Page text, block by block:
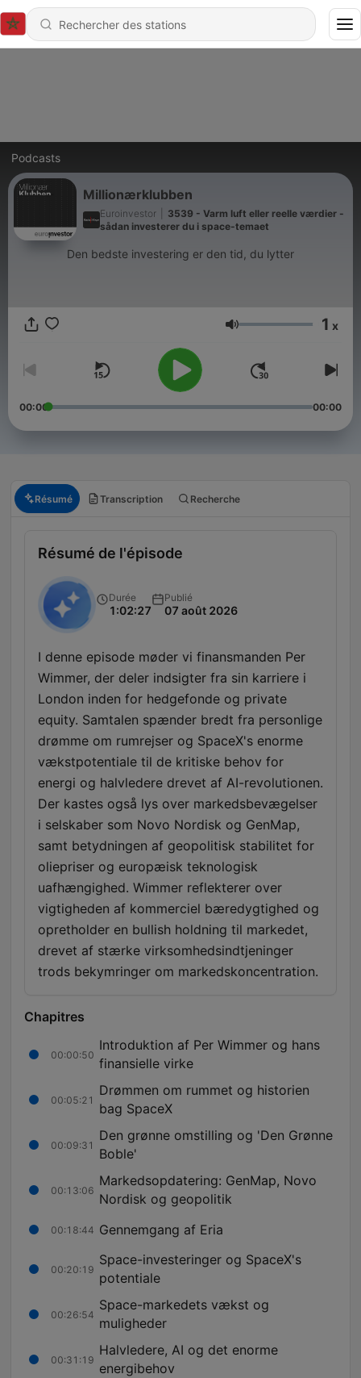
Podcasts
Millionærklubben
Euroinvestor
3539 - Varm luft eller reelle værdier -
sådan investerer du i space-temaet
Den bedste investering er den tid, du lytter
Volume 1 x
00:00 00:00
Résumé Transcription Recherche
Résumé de l'épisode
Durée
1:02:27
Publié
07 août 2026
I denne episode møder vi finansmanden Per
Wimmer, der deler indsigter fra sin karriere i
London inden for hedgefonde og private
equity. Samtalen spænder bredt fra personlige
drømme om rumrejser og SpaceX's enorme
vækstpotentiale til de kritiske behov for
energi og halvledere drevet af AI-revolutionen.
Der kastes også lys over markedsbevægelser
i selskaber som Novo Nordisk og GenMap,
samt betydningen af geopolitisk stabilitet for
oliepriser og europæisk teknologisk
uafhængighed. Wimmer reflekterer over
vigtigheden af kommerciel bæredygtighed og
opretholder en bullish holdning til markedet,
drevet af stærke virksomhedsindtjeninger
trods bekymringer om markedskoncentration.
Chapitres
00:00:50
Introduktion af Per Wimmer og hans
finansielle virke
00:05:21
Drømmen om rummet og historien
bag SpaceX
00:09:31
Den grønne omstilling og 'Den Grønne
Boble'
00:13:06
Markedsopdatering: GenMap, Novo
Nordisk og geopolitik
00:18:44 Gennemgang af Eria
00:20:19
Space-investeringer og SpaceX's
potentiale
00:26:54
Space-markedets vækst og
muligheder
00:31:19
Halvledere, AI og det enorme
energibehov